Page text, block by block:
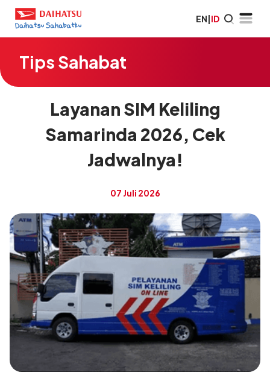
EN|ID
Tips Sahabat
Layanan SIM Keliling
Samarinda 2026, Cek
Jadwalnya!
07 Juli 2026